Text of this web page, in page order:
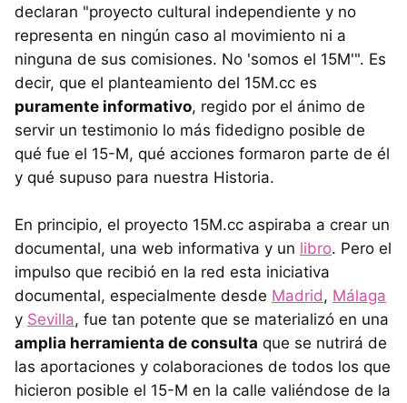
declaran "proyecto cultural independiente y no
representa en ningún caso al movimiento ni a
ninguna de sus comisiones. No 'somos el 15M'". Es
decir, que el planteamiento del 15M.cc es
puramente informativo, regido por el ánimo de
servir un testimonio lo más fidedigno posible de
qué fue el 15-M, qué acciones formaron parte de él
y qué supuso para nuestra Historia.
En principio, el proyecto 15M.cc aspiraba a crear un
documental, una web informativa y un libro. Pero el
impulso que recibió en la red esta iniciativa
documental, especialmente desde Madrid, Málaga
y Sevilla, fue tan potente que se materializó en una
amplia herramienta de consulta que se nutrirá de
las aportaciones y colaboraciones de todos los que
hicieron posible el 15-M en la calle valiéndose de la